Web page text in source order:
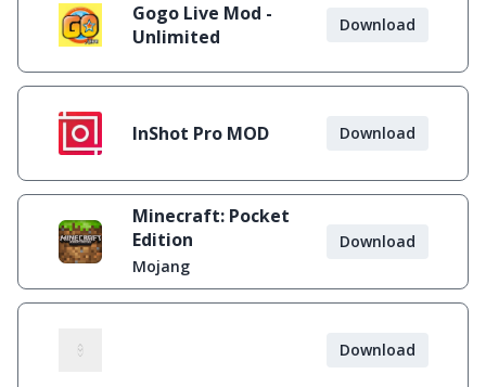
Gogo Live Mod -
Unlimited
Download
InShot Pro MOD Download
Minecraft: Pocket
Edition
Mojang
Download
Download